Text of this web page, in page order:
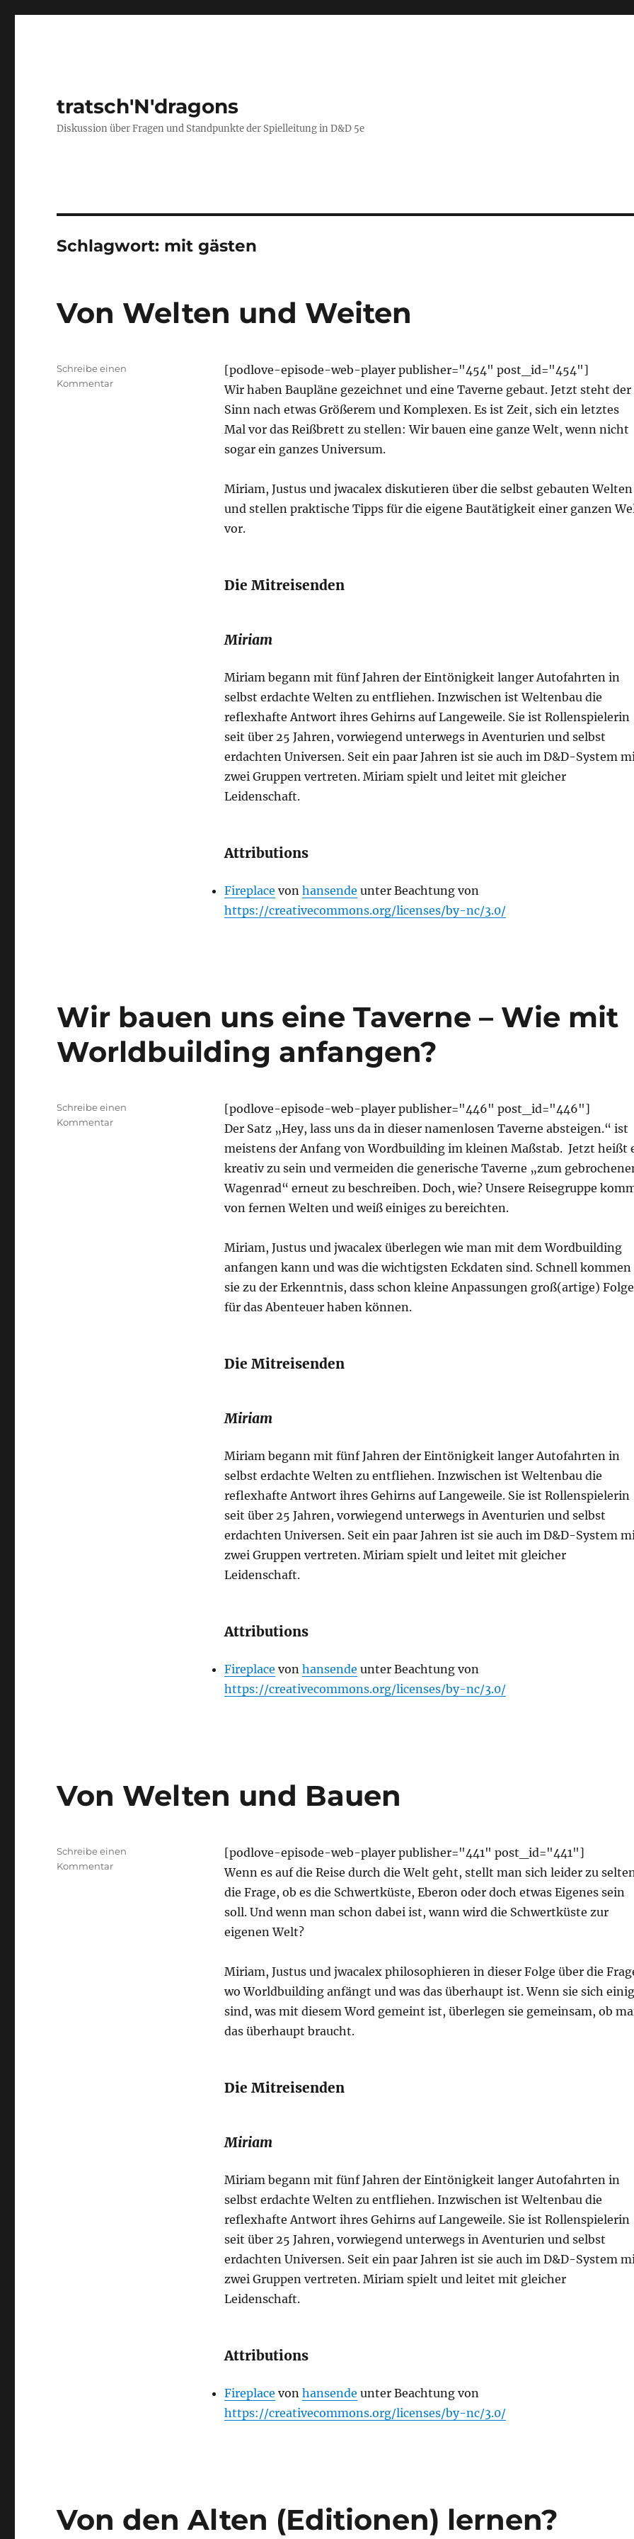
tratsch'N'dragons
Diskussion über Fragen und Standpunkte der Spielleitung in D&D 5e
Schlagwort: mit gästen
Von Welten und Weiten
[podlove-episode-web-player publisher="454" post_id="454"]
Wir haben Baupläne gezeichnet und eine Taverne gebaut. Jetzt steht der
Sinn nach etwas Größerem und Komplexen. Es ist Zeit, sich ein letztes
Mal vor das Reißbrett zu stellen: Wir bauen eine ganze Welt, wenn nicht
sogar ein ganzes Universum.
Miriam, Justus und jwacalex diskutieren über die selbst gebauten Welten
und stellen praktische Tipps für die eigene Bautätigkeit einer ganzen
vor.
Die Mitreisenden
Miriam
Miriam begann mit fünf Jahren der Eintönigkeit langer Autofahrten in
selbst erdachte Welten zu entfliehen. Inzwischen ist Weltenbau die
reflexhafte Antwort ihres Gehirns auf Langeweile. Sie ist Rollenspielerin
seit über 25 Jahren, vorwiegend unterwegs in Aventurien und selbst
erdachten Universen. Seit ein paar Jahren ist sie auch im D&D-System
zwei Gruppen vertreten. Miriam spielt und leitet mit gleicher
Leidenschaft.
Attributions
Fireplace von hansende unter Beachtung von
https://creativecommons.org/licenses/by-nc/3.0/
Schreibe einen
Kommentarzu
Wir bauen uns eine Taverne – Wie mit
Worldbuilding anfangen?
[podlove-episode-web-player publisher="446" post_id="446"]
Der Satz „Hey, lass uns da in dieser namenlosen Taverne absteigen.“ ist
meistens der Anfang von Wordbuilding im kleinen Maßstab. Jetzt heißt
kreativ zu sein und vermeiden die generische Taverne „zum
Wagenrad“ erneut zu beschreiben. Doch, wie? Unsere Reisegruppe
von fernen Welten und weiß einiges zu bereichten.
Miriam, Justus und jwacalex überlegen wie man mit dem Wordbuilding
anfangen kann und was die wichtigsten Eckdaten sind. Schnell kommen
sie zu der Erkenntnis, dass schon kleine Anpassungen groß(artige)
für das Abenteuer haben können.
Die Mitreisenden
Miriam
Miriam begann mit fünf Jahren der Eintönigkeit langer Autofahrten in
selbst erdachte Welten zu entfliehen. Inzwischen ist Weltenbau die
reflexhafte Antwort ihres Gehirns auf Langeweile. Sie ist Rollenspielerin
seit über 25 Jahren, vorwiegend unterwegs in Aventurien und selbst
erdachten Universen. Seit ein paar Jahren ist sie auch im D&D-System
zwei Gruppen vertreten. Miriam spielt und leitet mit gleicher
Leidenschaft.
Attributions
Fireplace von hansende unter Beachtung von
https://creativecommons.org/licenses/by-nc/3.0/
Schreibe einen
Kommentarzu
Von Welten und Bauen
[podlove-episode-web-player publisher="441" post_id="441"]
Wenn es auf die Reise durch die Welt geht, stellt man sich leider zu
die Frage, ob es die Schwertküste, Eberon oder doch etwas Eigenes sein
soll. Und wenn man schon dabei ist, wann wird die Schwertküste zur
eigenen Welt?
Miriam, Justus und jwacalex philosophieren in dieser Folge über die
wo Worldbuilding anfängt und was das überhaupt ist. Wenn sie sich einig
sind, was mit diesem Word gemeint ist, überlegen sie gemeinsam, ob
das überhaupt braucht.
Die Mitreisenden
Miriam
Miriam begann mit fünf Jahren der Eintönigkeit langer Autofahrten in
selbst erdachte Welten zu entfliehen. Inzwischen ist Weltenbau die
reflexhafte Antwort ihres Gehirns auf Langeweile. Sie ist Rollenspielerin
seit über 25 Jahren, vorwiegend unterwegs in Aventurien und selbst
erdachten Universen. Seit ein paar Jahren ist sie auch im D&D-System
zwei Gruppen vertreten. Miriam spielt und leitet mit gleicher
Leidenschaft.
Attributions
Fireplace von hansende unter Beachtung von
https://creativecommons.org/licenses/by-nc/3.0/
Schreibe einen
Kommentarzu
Von den Alten (Editionen) lernen?